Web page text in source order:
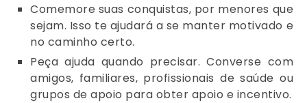
Comemore suas conquistas, por menores que
sejam. Isso te ajudará a se manter motivado e
no caminho certo.
Peça ajuda quando precisar. Converse com
amigos, familiares, profissionais de saúde ou
grupos de apoio para obter apoio e incentivo.